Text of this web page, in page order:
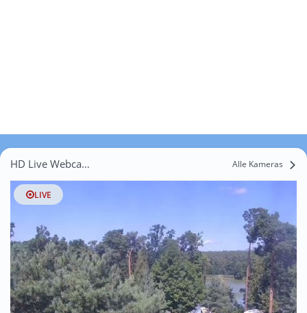
HD Live Webcams Bartschendorf Alle Kameras
LIVE